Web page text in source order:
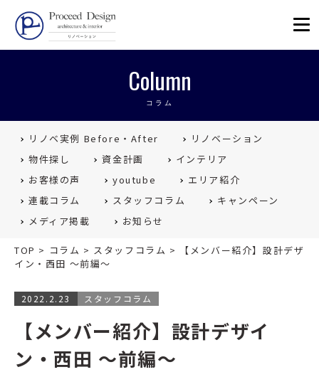
リノベーションを福岡で。
Column
コラム
リノベ実例 Before・After
リノベーション
物件探し
資金計画
インテリア
お客様の声
youtube
エリア紹介
連載コラム
スタッフコラム
キャンペーン
メディア掲載
お知らせ
TOP > コラム > スタッフコラム >
【メンバー紹介】設計デザ
イン・西田 ～前編～
2022.2.23 スタッフコラム
【メンバー紹介】設計デザイ
ン・西田 ～前編～